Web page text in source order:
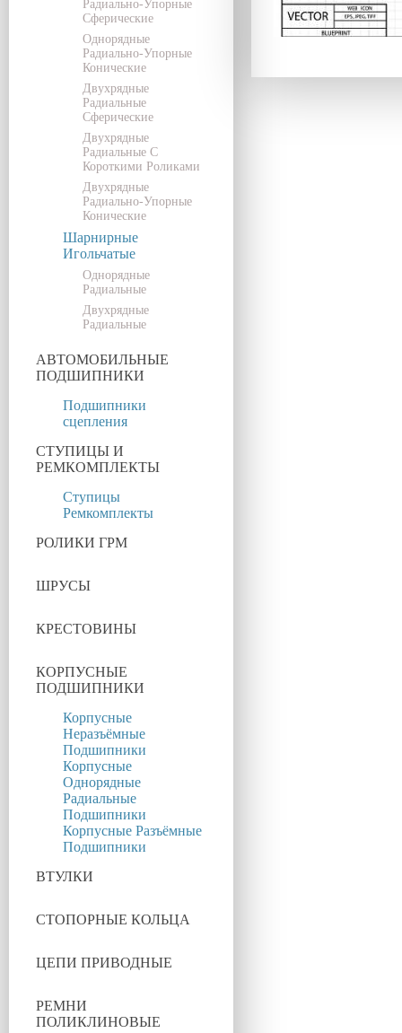
Радиально-Упорные
Сферические
Однорядные
Радиально-Упорные
Конические
Двухрядные
Радиальные
Сферические
Двухрядные
Радиальные С
Короткими Роликами
Двухрядные
Радиально-Упорные
Конические
Шарнирные
Игольчатые
Однорядные
Радиальные
Двухрядные
Радиальные
АВТОМОБИЛЬНЫЕ
ПОДШИПНИКИ
Подшипники
сцепления
СТУПИЦЫ И
РЕМКОМПЛЕКТЫ
Ступицы
Ремкомплекты
РОЛИКИ ГРМ
ШРУСЫ
КРЕСТОВИНЫ
КОРПУСНЫЕ
ПОДШИПНИКИ
Корпусные
Неразъёмные
Подшипники
Корпусные
Однорядные
Радиальные
Подшипники
Корпусные Разъёмные
Подшипники
ВТУЛКИ
СТОПОРНЫЕ КОЛЬЦА
ЦЕПИ ПРИВОДНЫЕ
РЕМНИ
ПОЛИКЛИНОВЫЕ